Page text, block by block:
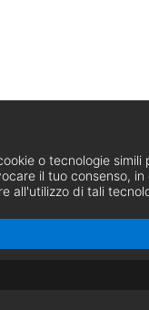
o tecnologie
il tuo consenso, in
all'utilizzo di tali